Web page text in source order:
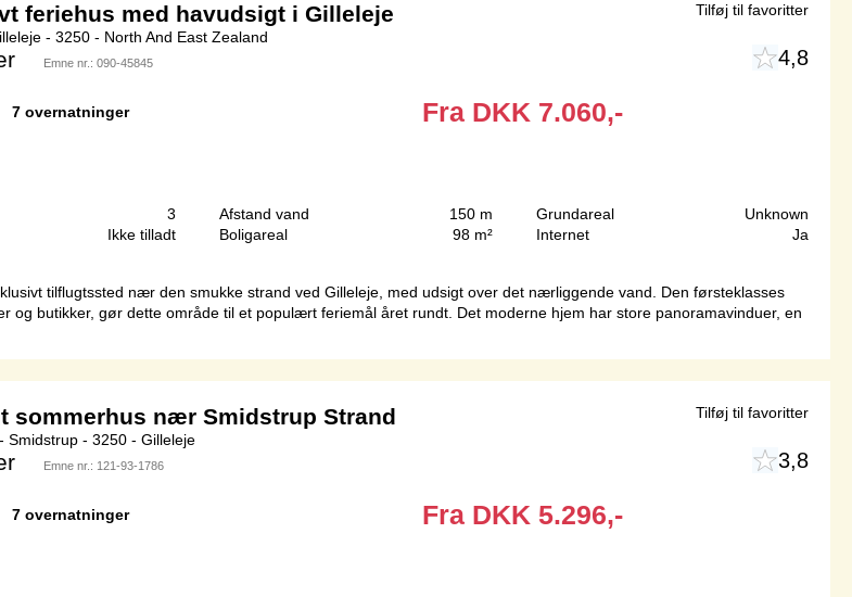
feriehus med havudsigt i Gilleleje
- 3250 - North And East Zealand
Emne nr.: 090-45845 4,8
7 overnatninger Fra DKK 7.060,-
3
Ikke tilladt
Afstand vand
150 m
Boligareal
98 m²
Grundareal
Unknown
Internet
Ja
tilflugtssted nær den smukke strand ved Gilleleje, med udsigt over det nærliggende vand. Den førsteklasses
og butikker, gør dette område til et populært feriemål året rundt. Det moderne hjem har store panoramavinduer, en
Tilføj til favoritter
sommerhus nær Smidstrup Strand
Smidstrup - 3250 - Gilleleje
Emne nr.: 121-93-1786 3,8
7 overnatninger Fra DKK 5.296,-
Tilføj til favoritter